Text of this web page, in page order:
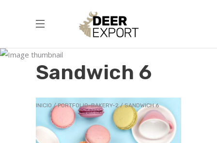
Sandwich 6
INICIO PORTFOLIO-BAKERY-2 SANDWICH 6